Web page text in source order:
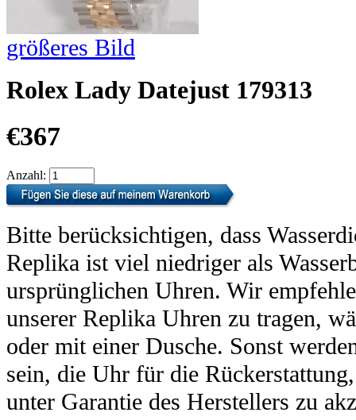
größeres Bild
Rolex Lady Datejust 179313
€367
Anzahl:
Bitte berücksichtigen, dass
Replika ist viel niedriger als
ursprünglichen Uhren. Wir
unserer Replika Uhren zu tragen,
oder mit einer Dusche. Sonst
sein, die Uhr für die
unter Garantie des Herstellers zu